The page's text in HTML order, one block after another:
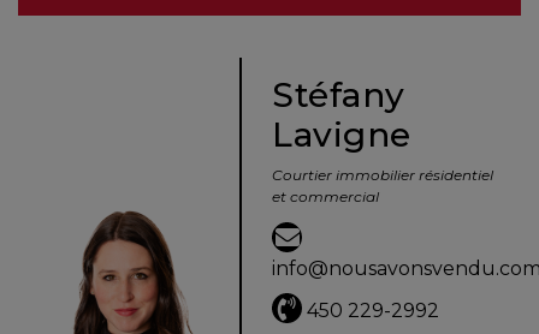
Évaluation
Stéfany
Lavigne
Courtier immobilier résidentiel
et commercial
450 229-2992